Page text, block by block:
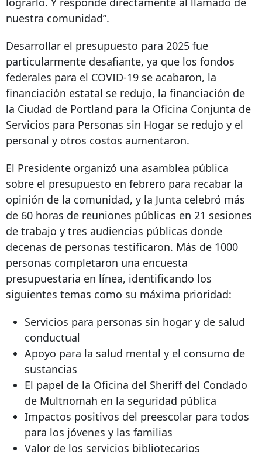
nuestra comunidad”.
Desarrollar el presupuesto para 2025 fue
particularmente desafiante, ya que los fondos
federales para el COVID-19 se acabaron, la
financiación estatal se redujo, la financiación de
la Ciudad de Portland para la Oficina Conjunta de
Servicios para Personas sin Hogar se redujo y el
personal y otros costos aumentaron.
El Presidente organizó una asamblea pública
sobre el presupuesto en febrero para recabar la
opinión de la comunidad, y la Junta celebró más
de 60 horas de reuniones públicas en 21 sesiones
de trabajo y tres audiencias públicas donde
decenas de personas testificaron. Más de 1000
personas completaron una encuesta
presupuestaria en línea, identificando los
siguientes temas como su máxima prioridad:
Servicios para personas sin hogar y de salud
conductual
Apoyo para la salud mental y el consumo de
sustancias
El papel de la Oficina del Sheriff del Condado
de Multnomah en la seguridad pública
Impactos positivos del preescolar para todos
para los jóvenes y las familias
Valor de los servicios bibliotecarios